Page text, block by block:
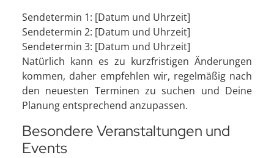
Sendetermin 1: [Datum und Uhrzeit]
Sendetermin 2: [Datum und Uhrzeit]
Sendetermin 3: [Datum und Uhrzeit]
Natürlich kann es zu kurzfristigen Änderungen
kommen, daher empfehlen wir, regelmäßig nach
den neuesten Terminen zu suchen und Deine
Planung entsprechend anzupassen.
Besondere Veranstaltungen und
Events